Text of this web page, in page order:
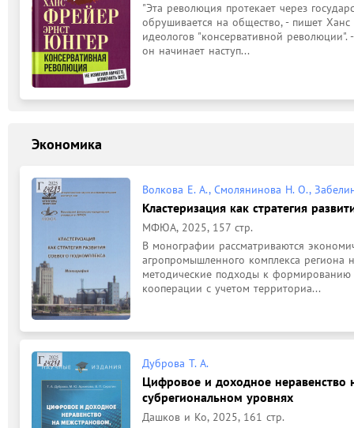
"Эта революция протекает через
обрушивается на общество, - пишет
идеологов "консервативной
он начинает наступ...
Экономика
Волкова Е. А., Смолянинова Н. О.,
Кластеризация как стратегия
МФЮА, 2025, 157 стр.
В монографии рассматриваются
агропромышленного комплекса
методические подходы к формированию
кооперации с учетом территориа...
Дуброва Т. А.
Цифровое и доходное
субрегиональном уровнях
Дашков и Ко, 2025, 161 стр.